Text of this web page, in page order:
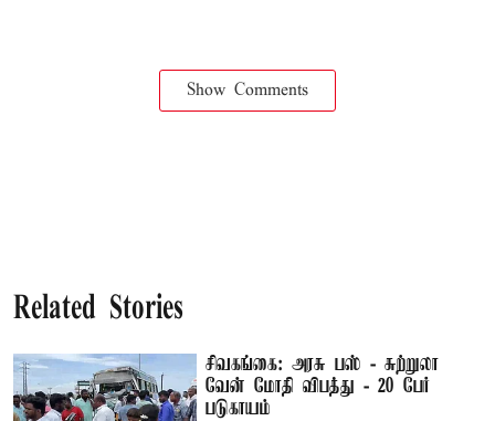
Show Comments
Related Stories
சிவகங்கை: அரசு பஸ் - சுற்றுலா
வேன் மோதி விபத்து - 20 பேர்
படுகாயம்